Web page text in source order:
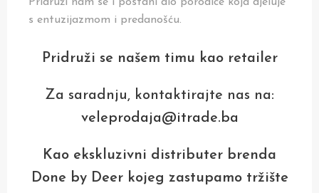
s entuzijazmom i predanošću.
Pridruži se našem timu kao retailer
Za saradnju, kontaktirajte nas na:
veleprodaja@itrade.ba
Kao ekskluzivni distributer brenda
Done by Deer kojeg zastupamo tržište